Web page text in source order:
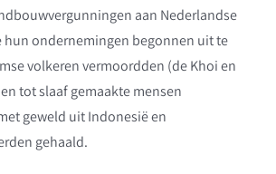
aan Nederlandse
ondernemingen begonnen uit te
volkeren vermoordden (de Khoi en
tot slaaf gemaakte mensen
geweld uit Indonesië en
gehaald.